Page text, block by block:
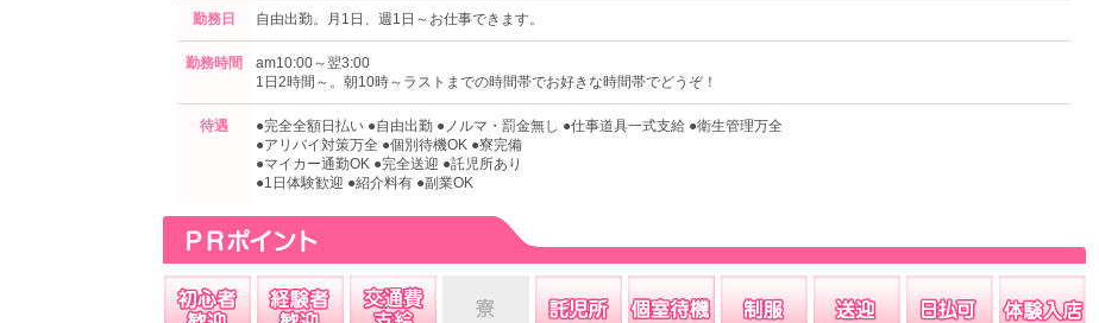
勤務日 自由出勤。月1日、週1日～お仕事できます。
勤務時間
am10:00～翌3:00
1日2時間～。朝10時～ラストまでの時間帯でお好きな時間帯でどうぞ！
待遇
●完全全額日払い ●自由出勤 ●ノルマ・罰金無し ●仕事道具一式支給 ●衛生管理万全
●アリバイ対策万全 ●個別待機OK ●寮完備
●マイカー通勤OK ●完全送迎 ●託児所あり
●1日体験歓迎 ●紹介料有 ●副業OK